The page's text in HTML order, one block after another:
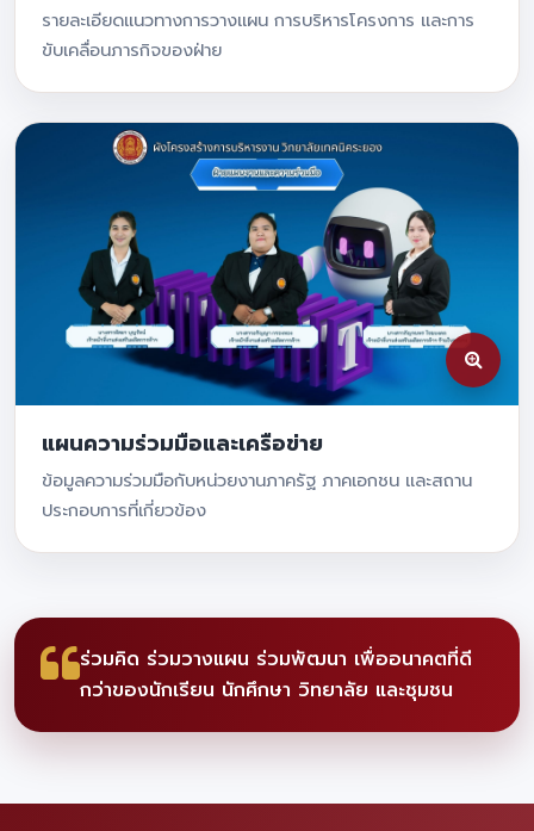
รายละเอียดแนวทางการวางแผน การบริหารโครงการ และการ
ขับเคลื่อนภารกิจของฝ่าย
แผนความร่วมมือและเครือข่าย
ข้อมูลความร่วมมือกับหน่วยงานภาครัฐ ภาคเอกชน และสถาน
ประกอบการที่เกี่ยวข้อง
ร่วมคิด ร่วมวางแผน ร่วมพัฒนา เพื่ออนาคตที่ดี
กว่าของนักเรียน นักศึกษา วิทยาลัย และชุมชน